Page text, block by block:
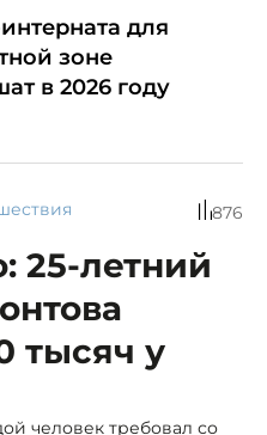
для
зоне
в 2026 году
876
25-летний
тысяч у
человек требовал со